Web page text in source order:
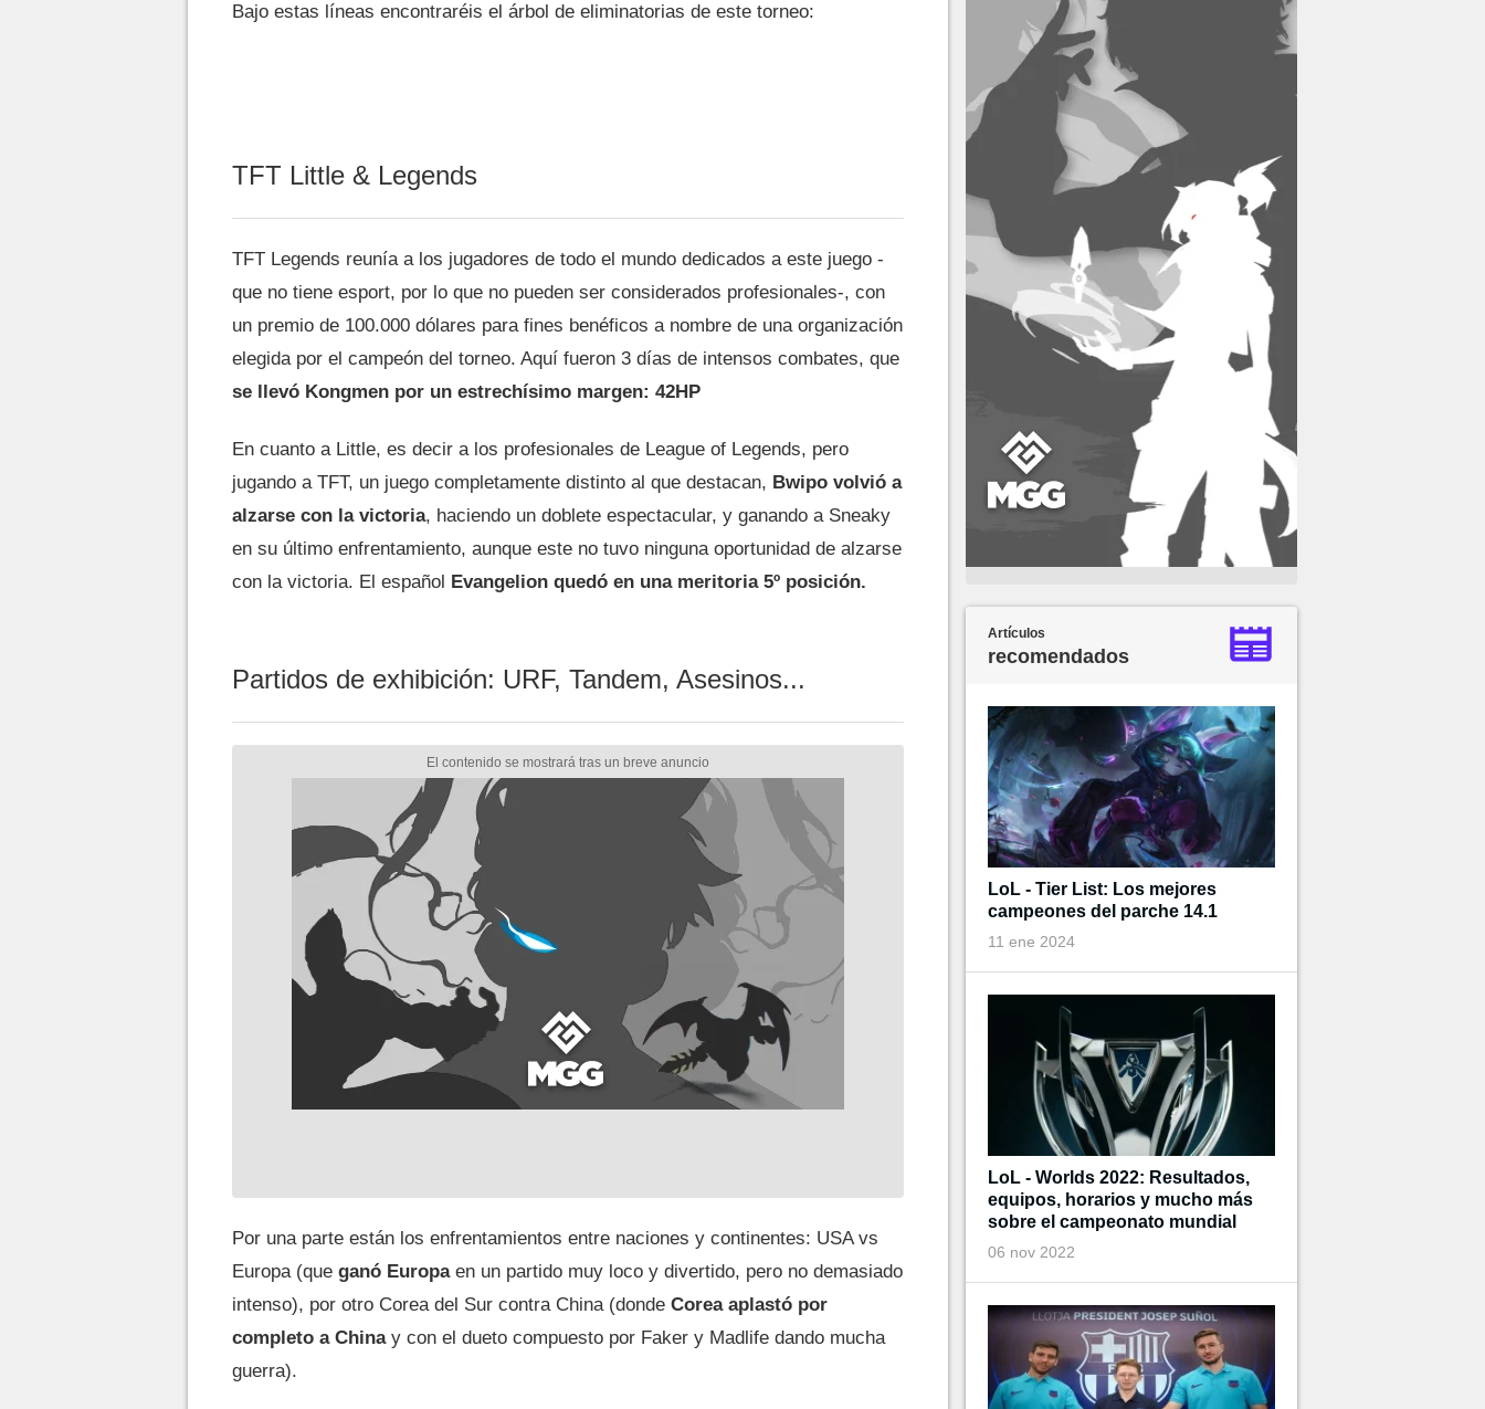
Bajo estas líneas encontraréis el árbol de eliminatorias de este torneo:
TFT Little & Legends
TFT Legends reunía a los jugadores de todo el mundo dedicados a este juego -
que no tiene esport, por lo que no pueden ser considerados profesionales-, con
un premio de 100.000 dólares para fines benéficos a nombre de una organización
elegida por el campeón del torneo. Aquí fueron 3 días de intensos combates, que
se llevó Kongmen por un estrechísimo margen: 42HP
En cuanto a Little, es decir a los profesionales de League of Legends, pero
jugando a TFT, un juego completamente distinto al que destacan, Bwipo volvió a
alzarse con la victoria, haciendo un doblete espectacular, y ganando a Sneaky
en su último enfrentamiento, aunque este no tuvo ninguna oportunidad de alzarse
con la victoria. El español Evangelion quedó en una meritoria 5º posición.
Partidos de exhibición: URF, Tandem, Asesinos...
Por una parte están los enfrentamientos entre naciones y continentes: USA vs
Europa (que ganó Europaen un partido muy loco y divertido, pero no demasiado
intenso), por otro Corea del Sur contra China (donde Corea aplastó por
completo a Chinay con el dueto compuesto por Faker y Madlife dando mucha
guerra).
Artículos
recomendados
LoL - Tier List: Los mejores
campeones del parche 14.1
11 ene 2024
LoL - Worlds 2022: Resultados,
equipos, horarios y mucho más
sobre el campeonato mundial
06 nov 2022